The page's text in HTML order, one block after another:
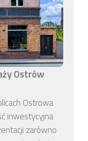
Ostrów
Ostrowa
inwestycyjna
zarówno